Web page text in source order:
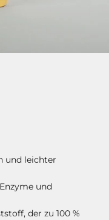
Element 1
Element 2
und leichter
und
der zu 100 %